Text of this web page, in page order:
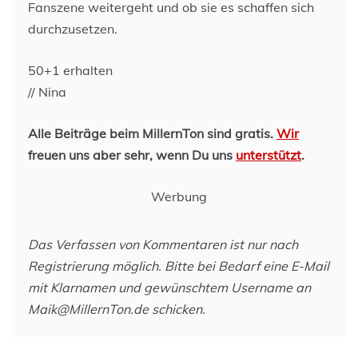
Fanszene weitergeht und ob sie es schaffen sich
durchzusetzen.
50+1 erhalten
// Nina
Alle Beiträge beim MillernTon sind gratis. Wir
freuen uns aber sehr, wenn Du uns unterstützt.
Werbung
Das Verfassen von Kommentaren ist nur nach
Registrierung möglich. Bitte bei Bedarf eine E-Mail
mit Klarnamen und gewünschtem Username an
Maik@MillernTon.de schicken.